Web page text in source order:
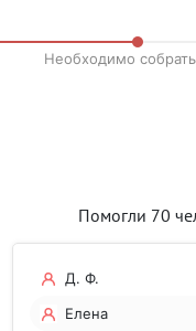
Необходимо
Помогли 70
Д. Ф.
Елена